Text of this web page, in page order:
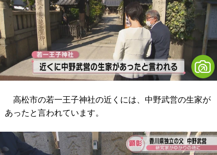
高松市の若一王子神社の近くには、中野武営の生家が
あったと言われています。